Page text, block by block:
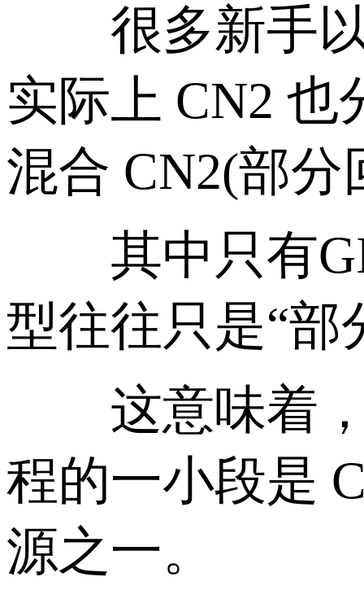
很多新手以
实际上 CN2 也
混合 CN2(部分
其中只有
型往往只是“部
这意味着，
程的一小段是
源之一。